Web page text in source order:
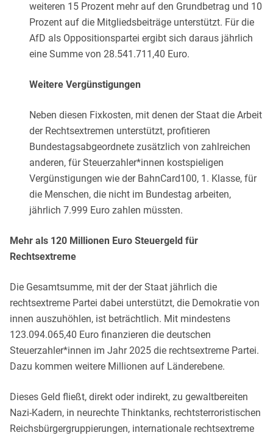
weiteren 15 Prozent mehr auf den Grundbetrag und 10
Prozent auf die Mitgliedsbeiträge unterstützt. Für die
AfD als Oppositionspartei ergibt sich daraus jährlich
eine Summe von 28.541.711,40 Euro.
Weitere Vergünstigungen
Neben diesen Fixkosten, mit denen der Staat die Arbeit
der Rechtsextremen unterstützt, profitieren
Bundestagsabgeordnete zusätzlich von zahlreichen
anderen, für Steuerzahler*innen kostspieligen
Vergünstigungen wie der BahnCard100, 1. Klasse, für
die Menschen, die nicht im Bundestag arbeiten,
jährlich 7.999 Euro zahlen müssten.
Mehr als 120 Millionen Euro Steuergeld für
Rechtsextreme
Die Gesamtsumme, mit der der Staat jährlich die
rechtsextreme Partei dabei unterstützt, die Demokratie von
innen auszuhöhlen, ist beträchtlich. Mit mindestens
123.094.065,40 Euro finanzieren die deutschen
Steuerzahler*innen im Jahr 2025 die rechtsextreme Partei.
Dazu kommen weitere Millionen auf Länderebene.
Dieses Geld fließt, direkt oder indirekt, zu gewaltbereiten
Nazi-Kadern, in neurechte Thinktanks, rechtsterroristischen
Reichsbürgergruppierungen, internationale rechtsextreme